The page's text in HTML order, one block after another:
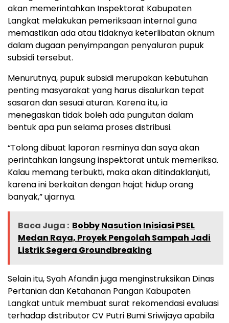
akan memerintahkan Inspektorat Kabupaten
Langkat melakukan pemeriksaan internal guna
memastikan ada atau tidaknya keterlibatan oknum
dalam dugaan penyimpangan penyaluran pupuk
subsidi tersebut.
Menurutnya, pupuk subsidi merupakan kebutuhan
penting masyarakat yang harus disalurkan tepat
sasaran dan sesuai aturan. Karena itu, ia
menegaskan tidak boleh ada pungutan dalam
bentuk apa pun selama proses distribusi.
“Tolong dibuat laporan resminya dan saya akan
perintahkan langsung inspektorat untuk memeriksa.
Kalau memang terbukti, maka akan ditindaklanjuti,
karena ini berkaitan dengan hajat hidup orang
banyak,” ujarnya.
Baca Juga : Bobby Nasution Inisiasi PSEL
Medan Raya, Proyek Pengolah Sampah Jadi
Listrik Segera Groundbreaking
Selain itu, Syah Afandin juga menginstruksikan Dinas
Pertanian dan Ketahanan Pangan Kabupaten
Langkat untuk membuat surat rekomendasi evaluasi
terhadap distributor CV Putri Bumi Sriwijaya apabila